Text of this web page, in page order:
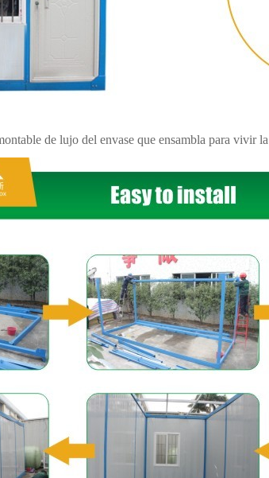
de lujo del envase que ensambla para vivir